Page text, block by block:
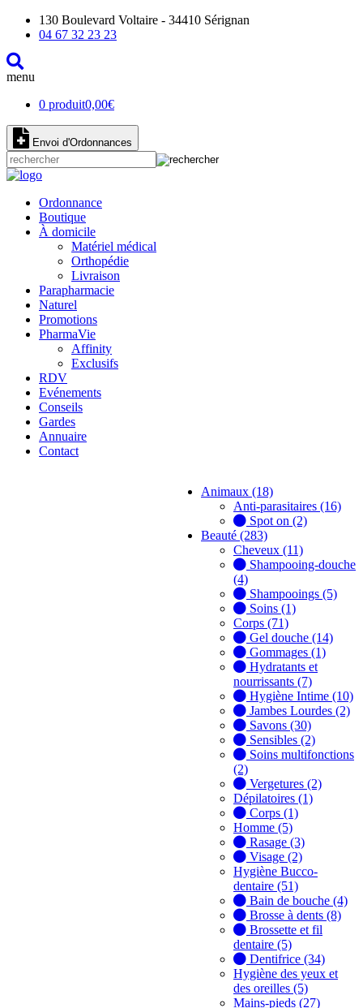
130 Boulevard Voltaire - 34410 Sérignan
04 67 32 23 23
menu
0 produit0,00€
Envoi d'Ordonnances
Ordonnance
Boutique
À domicile
Matériel médical
Orthopédie
Livraison
Parapharmacie
Naturel
Promotions
PharmaVie
Affinity
Exclusifs
RDV
Evénements
Conseils
Gardes
Annuaire
Contact
Animaux (18)
Anti-parasitaires (16)
Spot on (2)
Beauté (283)
Cheveux (11)
Shampooing-douche
(4)
Shampooings (5)
Soins (1)
Corps (71)
Gel douche (14)
Gommages (1)
Hydratants et
nourrissants (7)
Hygiène Intime (10)
Jambes Lourdes (2)
Savons (30)
Sensibles (2)
Soins multifonctions
(2)
Vergetures (2)
Dépilatoires (1)
Corps (1)
Homme (5)
Rasage (3)
Visage (2)
Hygiène Bucco-
dentaire (51)
Bain de bouche (4)
Brosse à dents (8)
Brossette et fil
dentaire (5)
Dentifrice (34)
Hygiène des yeux et
des oreilles (5)
Mains-pieds (27)